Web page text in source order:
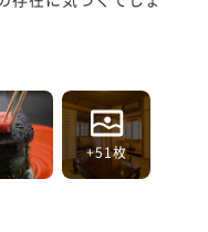
+51枚